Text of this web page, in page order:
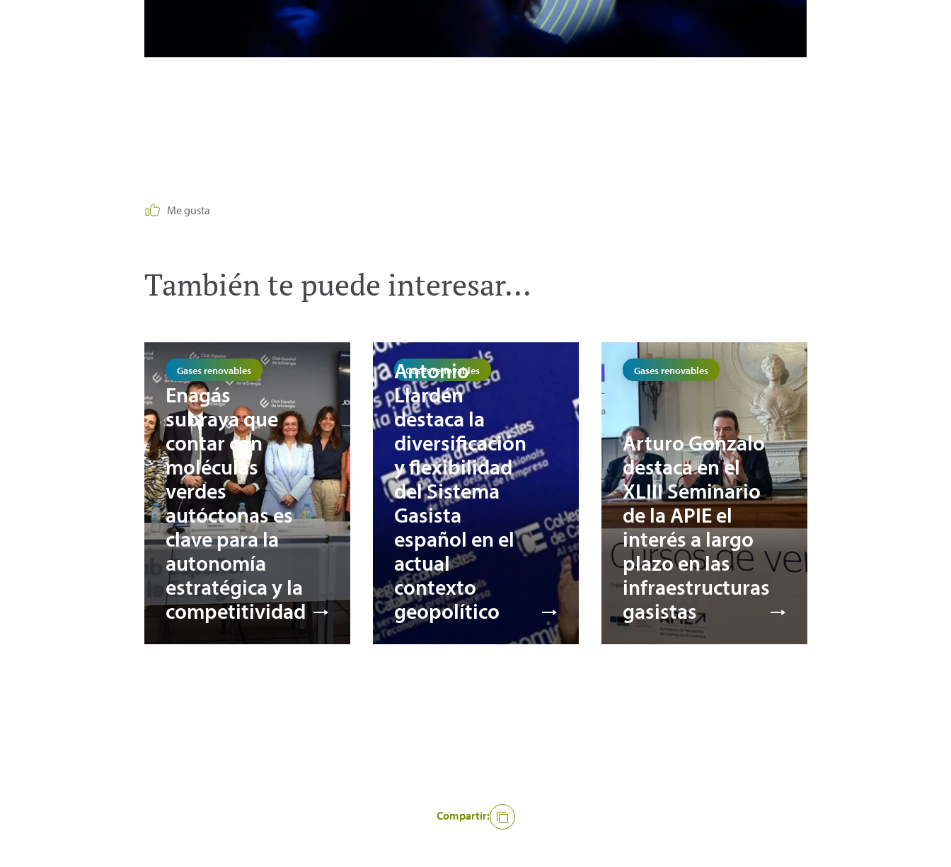
Me gusta
También te puede interesar...
Gases renovables
Enagás
subraya que
contar con
moléculas
verdes
autóctonas es
clave para la
autonomía
estratégica y la
competitividad
Gases renovables
Antonio
Llardén
destaca la
diversificación
y flexibilidad
del Sistema
Gasista
español en el
actual
contexto
geopolítico
Gases renovables
Arturo Gonzalo
destaca en el
XLIII Seminario
de la APIE el
interés a largo
plazo en las
infraestructuras
gasistas
Compartir: